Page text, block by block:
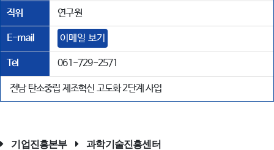
직위 연구원
E-mail 이메일 보기
Tel 061-729-2571
전남 탄소중립 제조혁신 고도화 2단계 사업
기업진흥본부 과학기술진흥센터